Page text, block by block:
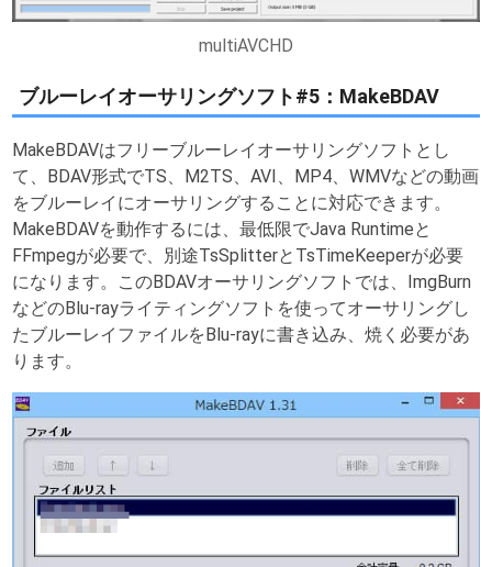
multiAVCHD
ブルーレイオーサリングソフト#5：MakeBDAV
MakeBDAVはフリーブルーレイオーサリングソフトとし
て、BDAV形式でTS、M2TS、AVI、MP4、WMVなどの動画
をブルーレイにオーサリングすることに対応できます。
MakeBDAVを動作するには、最低限でJava Runtimeと
FFmpegが必要で、別途TsSplitterとTsTimeKeeperが必要
になります。このBDAVオーサリングソフトでは、ImgBurn
などのBlu-rayライティングソフトを使ってオーサリングし
たブルーレイファイルをBlu-rayに書き込み、焼く必要があ
ります。